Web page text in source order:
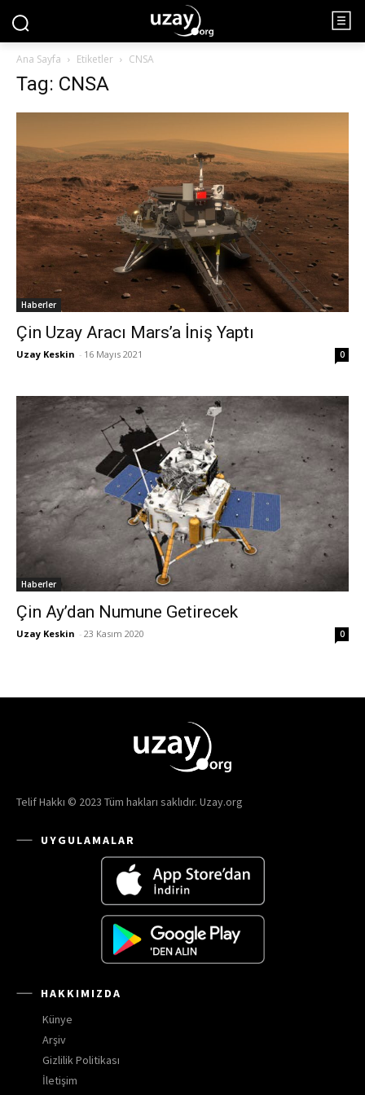
Ana Sayfa Etiketler CNSA
Tag: CNSA
Haberler
Çin Uzay Aracı Mars’a İniş Yaptı
Uzay Keskin - 16 Mayıs 2021 0
Haberler
Çin Ay’dan Numune Getirecek
Uzay Keskin - 23 Kasım 2020 0
Telif Hakkı © 2023 Tüm hakları saklıdır. Uzay.org
UYGULAMALAR
HAKKIMIZDA
Künye
Arşiv
Gizlilik Politikası
İletişim